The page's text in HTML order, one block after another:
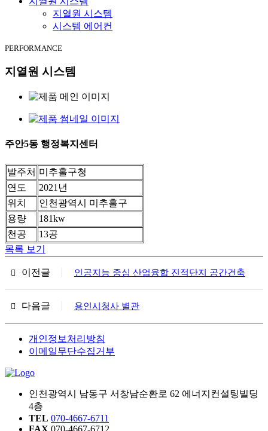
지열원 시스템
시스템 에어컨
PERFORMANCE
지열원 시스템
주안5동 행정복지센터
발주처 미추홀구청
연도
2021년
위치
인천광역시 미추홀구
용량
181kw
천공
13공
목록 보기
이전글 인공지능 중심 산업융합 진적단지 공간건축
다음글 용인시청사 별관
개인정보처리방침
이메일무단수집거부
인천광역시 남동구 서창남순환로 62 에너지컨설팅빌딩
4층
TEL 070-4667-6711
FAX 070-4667-6712